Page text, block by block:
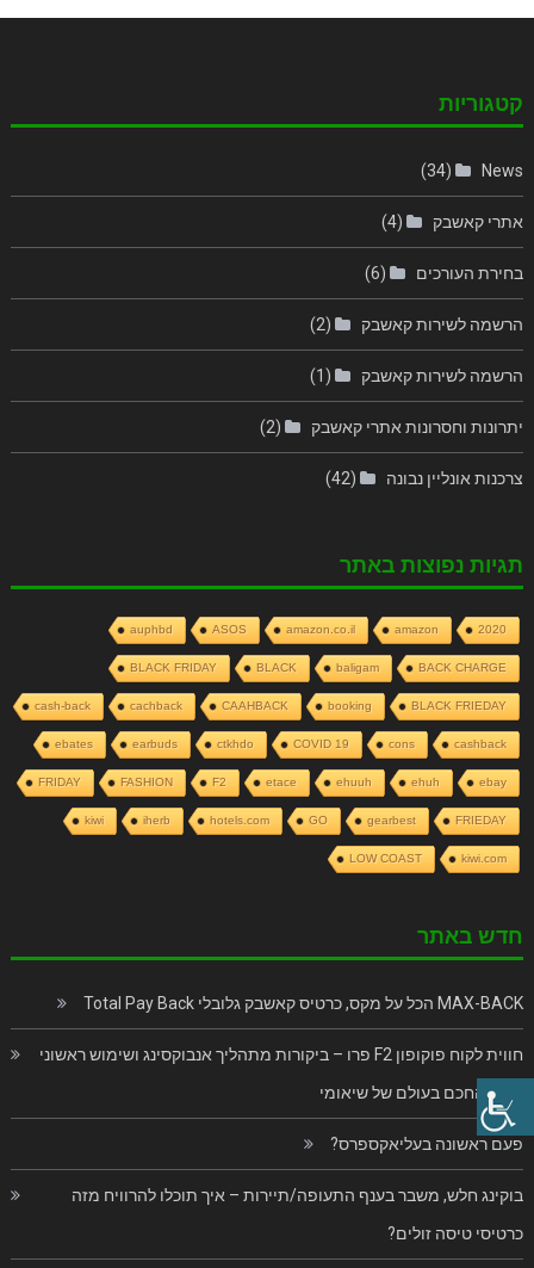
קטגוריות
News
(34)
אתרי קאשבק (4)
בחירת העורכים (6)
הרשמה לשירות קאשבק (2)
הרשמה לשירות קאשבק (1)
יתרונות וחסרונות אתרי קאשבק (2)
צרכנות אונליין נבונה (42)
תגיות נפוצות באתר
2020
amazon
amazon.co.il
ASOS
auphbd
BACK CHARGE
baligam
BLACK
BLACK FRIDAY
BLACK FRIEDAY
booking
CAAHBACK
cachback
cash-back
cashback
cons
COVID 19
ctkhdo
earbuds
ebates
ebay
ehuh
ehuuh
etace
F2
FASHION
FRIDAY
FRIEDAY
gearbest
GO
hotels.com
iherb
kiwi
kiwi.com
LOW COAST
חדש באתר
MAX-BACK הכל על מקס, כרטיס קאשבק גלובלי Total Pay Back
חווית לקוח פוקופון F2 פרו – ביקורות מתהליך אנבוקסינג ושימוש ראשוני
בנייד החכם בעולם של שיאומי
פעם ראשונה בעליאקספרס?
בוקינג חלש, משבר בענף התעופה/תיירות – איך תוכלו להרוויח מזה
כרטיסי טיסה זולים?